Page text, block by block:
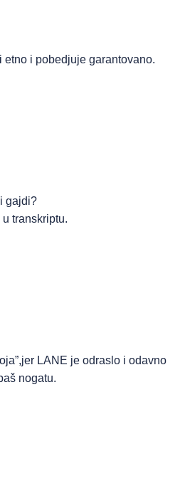
etno i pobedjuje garantovano.
gajdi?
transkriptu.
LANE je odraslo i odavno
nogatu.